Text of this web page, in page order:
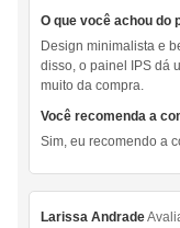
O que você achou do
Design minimalista e
disso, o painel IPS dá
muito da compra.
Você recomenda a
Sim, eu recomendo a
Larissa Andrade